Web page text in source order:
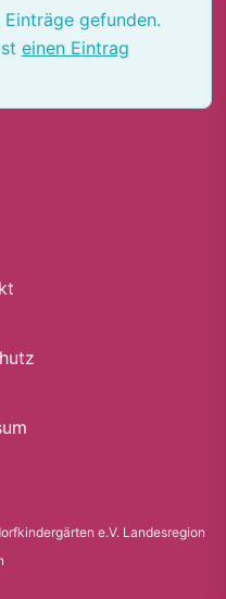
gefunden.
einen Eintrag
e.V. Landesregion